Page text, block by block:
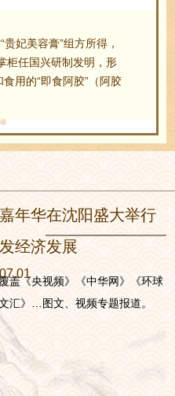
妃美容膏”组方所得，
柜任国兴研制发明，形
用的“即食阿胶”（阿胶
…
年华在沈阳盛大举行
经济发展
盖《央视频》《中华网》《环球
汇》…图文、视频专题报道。